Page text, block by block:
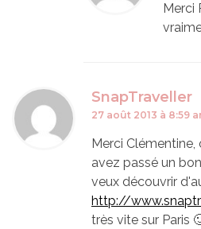
Merci
SnapTraveller
27 août 2013 à 8:59
Merci
avez passé un
veux découvrir
http://
très vite sur Paris